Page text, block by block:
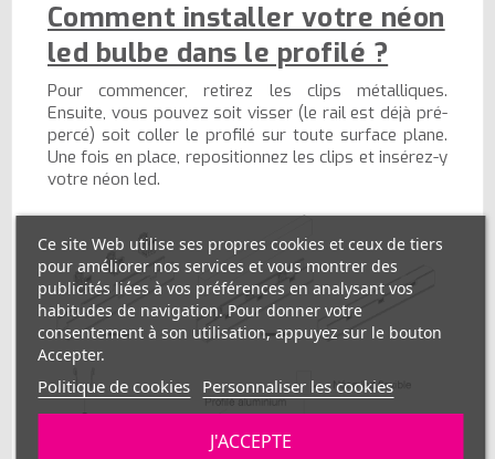
Comment installer votre néon
led bulbe dans le profilé ?
Pour commencer, retirez les clips métalliques.
Ensuite, vous pouvez soit visser (le rail est déjà pré-
percé) soit coller le profilé sur toute surface plane.
Une fois en place, repositionnez les clips et insérez-y
votre néon led.
Ce site Web utilise ses propres cookies et ceux de tiers
pour améliorer nos services et vous montrer des
publicités liées à vos préférences en analysant vos
habitudes de navigation. Pour donner votre
consentement à son utilisation, appuyez sur le bouton
Accepter.
Politique de cookies Personnaliser les cookies
J'ACCEPTE